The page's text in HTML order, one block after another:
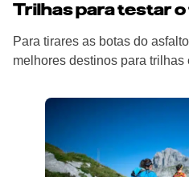
Trilhas para testar
Para tirares as botas do
melhores destinos para